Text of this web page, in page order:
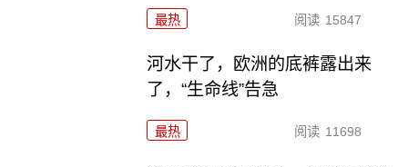
最热 阅读 15847
河水干了，欧洲的底裤露出来
了，“生命线”告急
最热 阅读 11698